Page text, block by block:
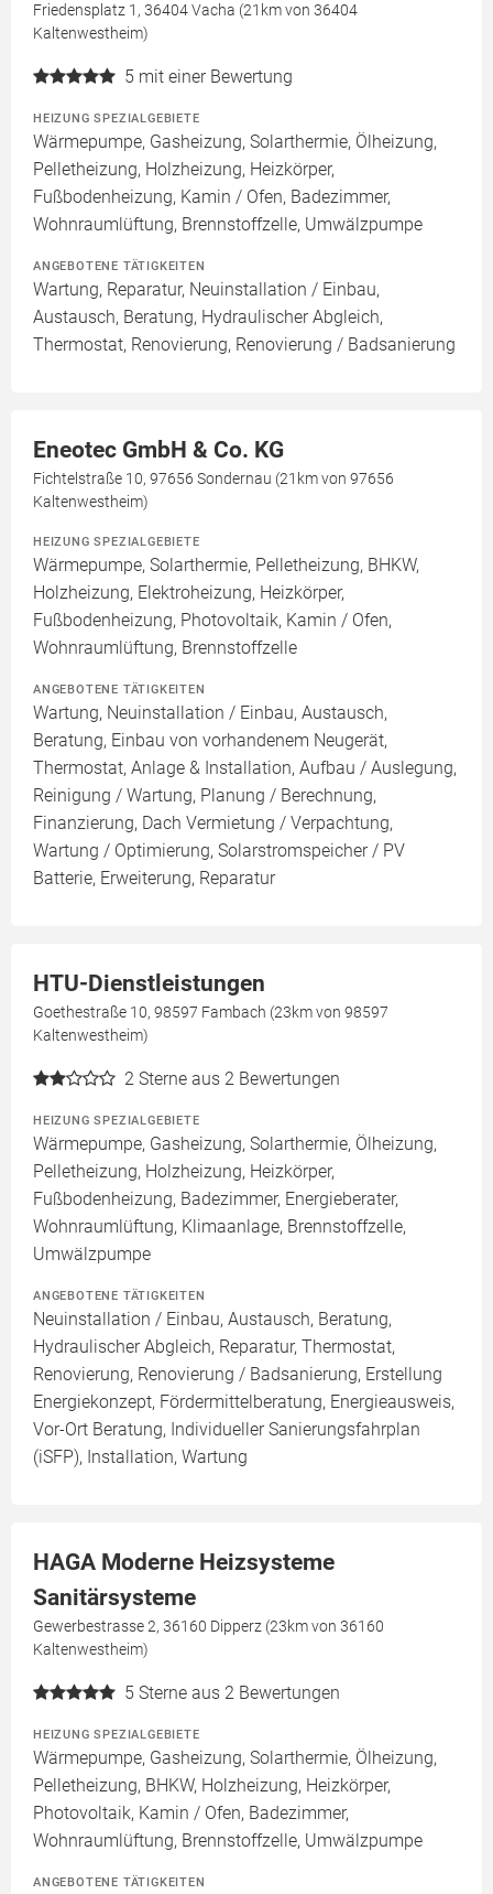
Friedensplatz 1, 36404 Vacha (21km von 36404
Kaltenwestheim)
5 mit einer Bewertung
HEIZUNG SPEZIALGEBIETE
Wärmepumpe, Gasheizung, Solarthermie, Ölheizung,
Pelletheizung, Holzheizung, Heizkörper,
Fußbodenheizung, Kamin / Ofen, Badezimmer,
Wohnraumlüftung, Brennstoffzelle, Umwälzpumpe
ANGEBOTENE TÄTIGKEITEN
Wartung, Reparatur, Neuinstallation / Einbau,
Austausch, Beratung, Hydraulischer Abgleich,
Thermostat, Renovierung, Renovierung / Badsanierung
Eneotec GmbH & Co. KG
Fichtelstraße 10, 97656 Sondernau (21km von 97656
Kaltenwestheim)
HEIZUNG SPEZIALGEBIETE
Wärmepumpe, Solarthermie, Pelletheizung, BHKW,
Holzheizung, Elektroheizung, Heizkörper,
Fußbodenheizung, Photovoltaik, Kamin / Ofen,
Wohnraumlüftung, Brennstoffzelle
ANGEBOTENE TÄTIGKEITEN
Wartung, Neuinstallation / Einbau, Austausch,
Beratung, Einbau von vorhandenem Neugerät,
Thermostat, Anlage & Installation, Aufbau / Auslegung,
Reinigung / Wartung, Planung / Berechnung,
Finanzierung, Dach Vermietung / Verpachtung,
Wartung / Optimierung, Solarstromspeicher / PV
Batterie, Erweiterung, Reparatur
HTU-Dienstleistungen
Goethestraße 10, 98597 Fambach (23km von 98597
Kaltenwestheim)
2 Sterne aus 2 Bewertungen
HEIZUNG SPEZIALGEBIETE
Wärmepumpe, Gasheizung, Solarthermie, Ölheizung,
Pelletheizung, Holzheizung, Heizkörper,
Fußbodenheizung, Badezimmer, Energieberater,
Wohnraumlüftung, Klimaanlage, Brennstoffzelle,
Umwälzpumpe
ANGEBOTENE TÄTIGKEITEN
Neuinstallation / Einbau, Austausch, Beratung,
Hydraulischer Abgleich, Reparatur, Thermostat,
Renovierung, Renovierung / Badsanierung, Erstellung
Energiekonzept, Fördermittelberatung, Energieausweis,
Vor-Ort Beratung, Individueller Sanierungsfahrplan
(iSFP), Installation, Wartung
HAGA Moderne Heizsysteme
Sanitärsysteme
Gewerbestrasse 2, 36160 Dipperz (23km von 36160
Kaltenwestheim)
5 Sterne aus 2 Bewertungen
HEIZUNG SPEZIALGEBIETE
Wärmepumpe, Gasheizung, Solarthermie, Ölheizung,
Pelletheizung, BHKW, Holzheizung, Heizkörper,
Photovoltaik, Kamin / Ofen, Badezimmer,
Wohnraumlüftung, Brennstoffzelle, Umwälzpumpe
ANGEBOTENE TÄTIGKEITEN